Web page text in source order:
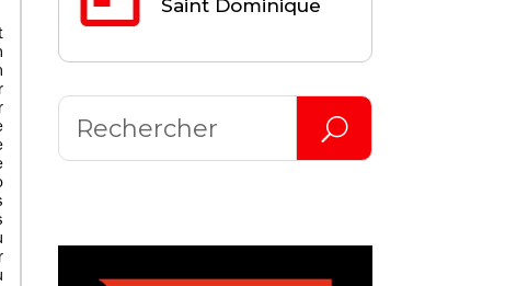
Saint Dominique